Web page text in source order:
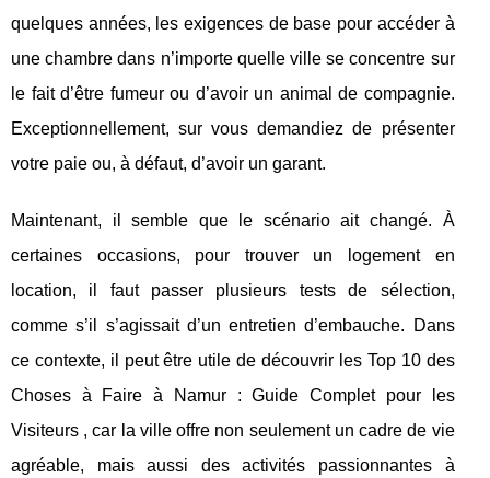
quelques années, les exigences de base pour accéder à
une chambre dans n’importe quelle ville se concentre sur
le fait d’être fumeur ou d’avoir un animal de compagnie.
Exceptionnellement, sur vous demandiez de présenter
votre paie ou, à défaut, d’avoir un garant.
Maintenant, il semble que le scénario ait changé. À
certaines occasions, pour trouver un logement en
location, il faut passer plusieurs tests de sélection,
comme s’il s’agissait d’un entretien d’embauche. Dans
ce contexte, il peut être utile de découvrir les Top 10 des
Choses à Faire à Namur : Guide Complet pour les
Visiteurs , car la ville offre non seulement un cadre de vie
agréable, mais aussi des activités passionnantes à